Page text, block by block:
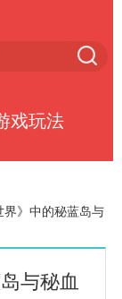
戏玩法
界》中的秘蓝岛与
与秘血